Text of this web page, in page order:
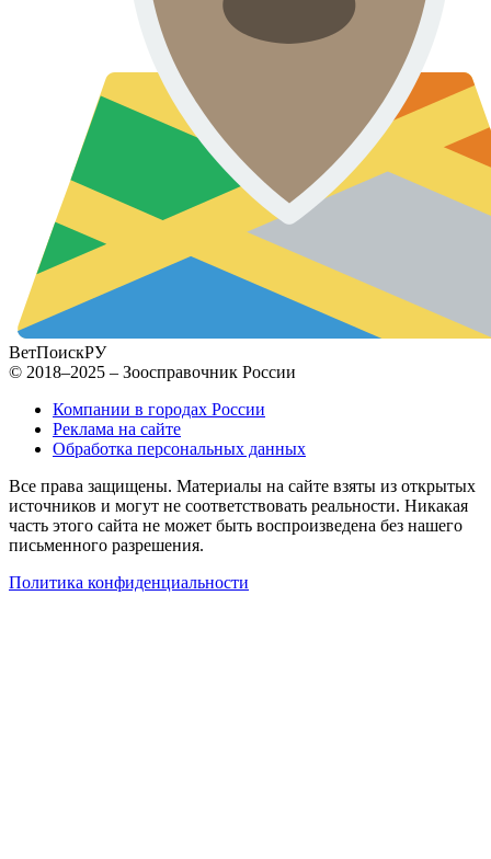
ВетПоискРУ
© 2018–2025 – Зоосправочник России
Компании в городах России
Реклама на сайте
Обработка персональных данных
Все права защищены. Материалы на сайте взяты из открытых
источников и могут не соответствовать реальности. Никакая
часть этого сайта не может быть воспроизведена без нашего
письменного разрешения.
Политика конфиденциальности